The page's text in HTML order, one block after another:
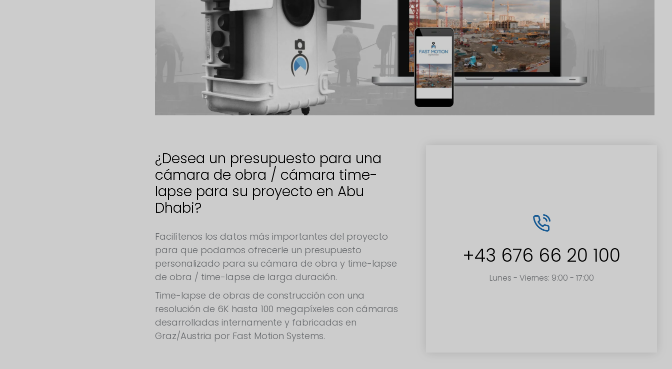
¿Desea un presupuesto para una
cámara de obra / cámara time-
lapse para su proyecto en Abu
Dhabi?
Facilítenos los datos más importantes del proyecto
para que podamos ofrecerle un presupuesto
personalizado para su cámara de obra y time-lapse
de obra / time-lapse de larga duración.
Time-lapse de obras de construcción con una
resolución de 6K hasta 100 megapíxeles con cámaras
desarrolladas internamente y fabricadas en
Graz/Austria por Fast Motion Systems.
+43 676 66 20 100
Lunes - Viernes: 9:00 - 17:00